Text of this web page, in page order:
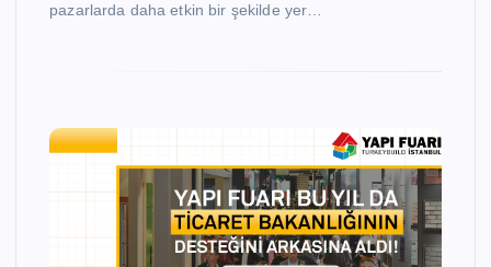
pazarlarda daha etkin bir şekilde yer…